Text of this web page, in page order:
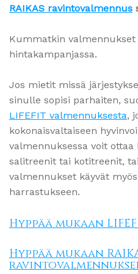
RAIKAS ravintovalmennus
Kummatkin valmennukset
hintakampanjassa.
Jos mietit missä
sinulle sopisi parhaiten,
LIFEFIT valmennuksesta,
kokonaisvaltaiseen
valmennuksessa voit
salitreenit tai kotitreenit,
valmennukset käyvät
harrastukseen.
Hyppää mukaan
Hyppää mukaan